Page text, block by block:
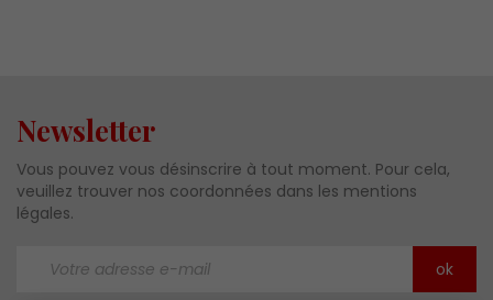
Newsletter
Vous pouvez vous désinscrire à tout moment. Pour cela,
veuillez trouver nos coordonnées dans les mentions
légales.